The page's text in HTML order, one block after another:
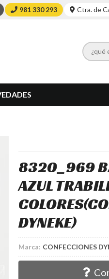
981 330 293 Ctra. de
8320_969
AZUL
COLORES
DYNEKE)
Marca: CONFECCIONES